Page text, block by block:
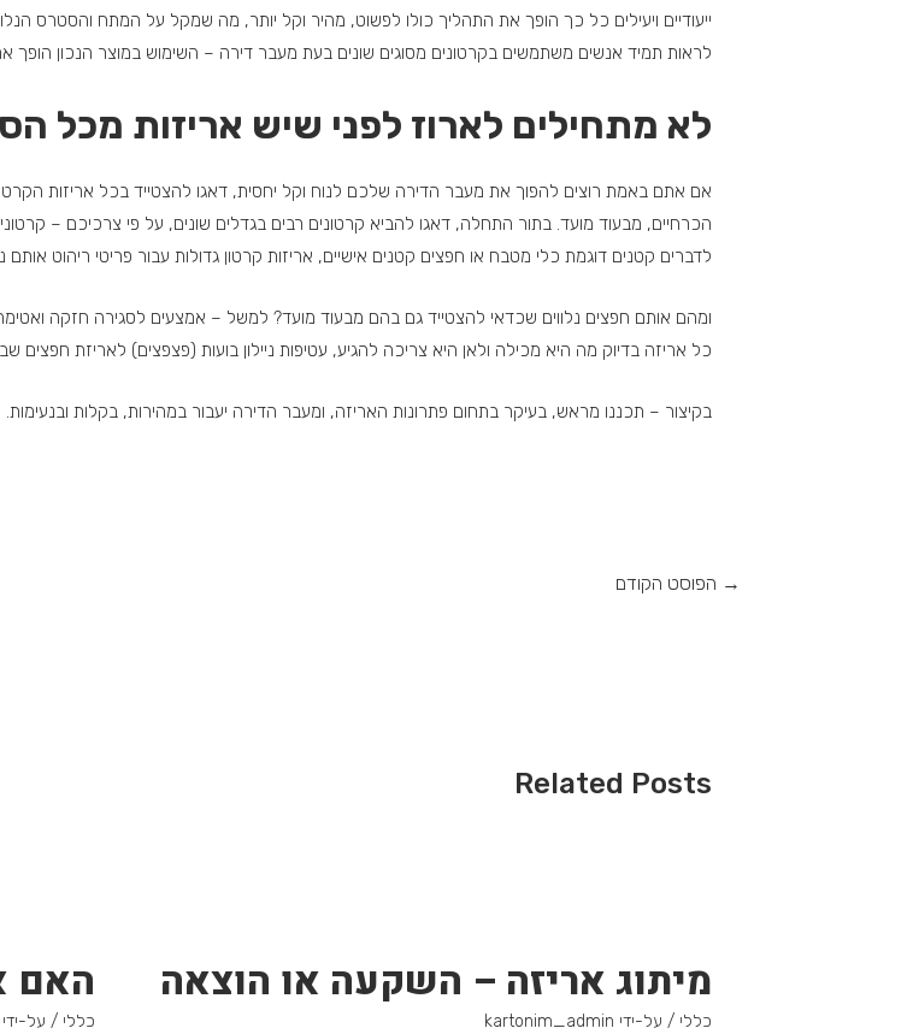
ייעודיים ויעילים כל כך הופך את התהליך כולו לפשוט, מהיר וקל יותר, מה שמקל על המתח והסטרס
לראות תמיד אנשים משתמשים בקרטונים מסוגים שונים בעת מעבר דירה – השימוש במוצר הנכון
לא מתחילים לארוז לפני שיש אריזות מכל
אם אתם באמת רוצים להפוך את מעבר הדירה שלכם לנוח וקל יחסית, דאגו להצטייד בכל אריזות
הכרחיים, מבעוד מועד. בתור התחלה, דאגו להביא קרטונים רבים בגדלים שונים, על פי צרכיכם –
לדברים קטנים דוגמת כלי מטבח או חפצים קטנים אישיים, אריזות קרטון גדולות עבור פריטי ריהוט אותם
ומהם אותם חפצים נלווים שכדאי להצטייד גם בהם מבעוד מועד? למשל – אמצעים לסגירה חזקה
כל אריזה בדיוק מה היא מכילה ולאן היא צריכה להגיע, עטיפות ניילון בועות (פצפצים) לאריזת חפצים
בקיצור – תכננו מראש, בעיקר בתחום פתרונות האריזה, ומעבר הדירה יעבור במהירות, בקלות ובנעימות.
→ הפוסט הקודם
Related Posts
מיתוג אריזה – השקעה או הוצאה
כללי / על-ידי kartonim_admin
האם
כללי / על-ידי